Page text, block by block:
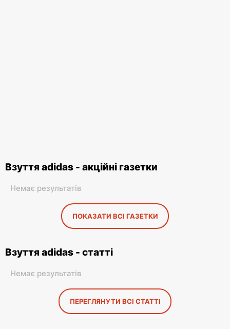
Взуття adidas - акційні газетки
Немає результатів
ПОКАЗАТИ ВСІ ГАЗЕТКИ
Взуття adidas - статті
Немає результатів
ПЕРЕГЛЯНУТИ ВСІ СТАТТІ